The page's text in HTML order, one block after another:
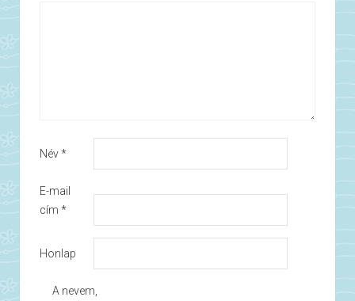
Név*
E-mail
cím *
Honlap
A nevem,